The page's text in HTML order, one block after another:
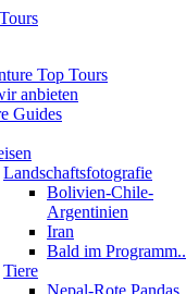
Top Tours
anbieten
Guides
Landschaftsfotografie
Bolivien-Chile-
Argentinien
Iran
Bald im Programm..
Tiere
Nepal-Rote Pandas